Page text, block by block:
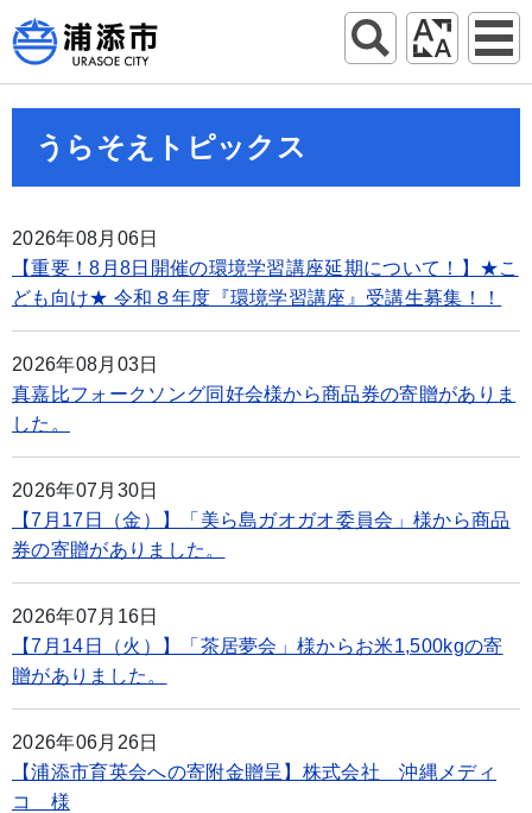
うらそえトピックス
2026年08月06日
【重要！8月8日開催の環境学習講座延期について！】★こ
ども向け★ 令和８年度『環境学習講座』受講生募集！！
2026年08月03日
真嘉比フォークソング同好会様から商品券の寄贈がありま
した。
2026年07月30日
【7月17日（金）】「美ら島ガオガオ委員会」様から商品
券の寄贈がありました。
2026年07月16日
【7月14日（火）】「茶居夢会」様からお米1,500kgの寄
贈がありました。
2026年06月26日
【浦添市育英会への寄附金贈呈】株式会社 沖縄メディ
コ 様